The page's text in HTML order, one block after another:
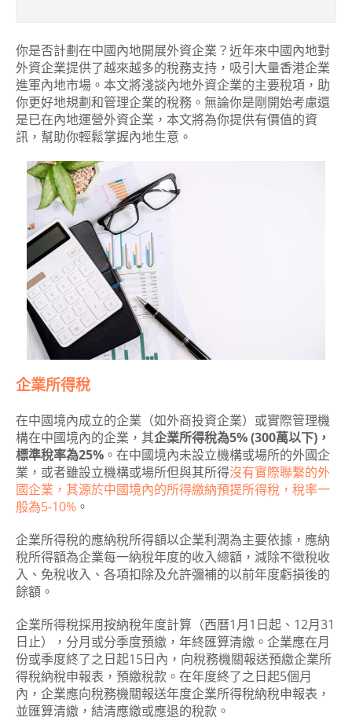
你是否計劃在中國內地開展外資企業？近年來中國內地對
外資企業提供了越來越多的稅務支持，吸引大量香港企業
進軍內地市場。本文將淺談內地外資企業的主要稅項，助
你更好地規劃和管理企業的稅務。無論你是剛開始考慮還
是已在內地運營外資企業，本文將為你提供有價值的資
訊，幫助你輕鬆掌握內地生意。
企業所得稅
在中國境內成立的企業（如外商投資企業）或實際管理機
構在中國境內的企業，其企業所得稅為5% (300萬以下)，
標準稅率為25% 。在中國境內未設立機構或場所的外國企
業，或者雖設立機構或場所但與其所得沒有實際聯繫的外
國企業，其源於中國境內的所得繳納預提所得稅，稅率一
般為5-10% 。
企業所得稅的應納稅所得額以企業利潤為主要依據，應納
稅所得額為企業每一納稅年度的收入總額，減除不徵稅收
入、免稅收入、各項扣除及允許彌補的以前年度虧損後的
餘額。
企業所得稅採用按納稅年度計算（西曆1月1日起、12月31
日止），分月或分季度預繳，年終匯算清繳。企業應在月
份或季度終了之日起15日內，向稅務機關報送預繳企業所
得稅納稅申報表，預繳稅款。在年度終了之日起5個月
內，企業應向稅務機關報送年度企業所得稅納稅申報表，
並匯算清繳，結清應繳或應退的稅款。